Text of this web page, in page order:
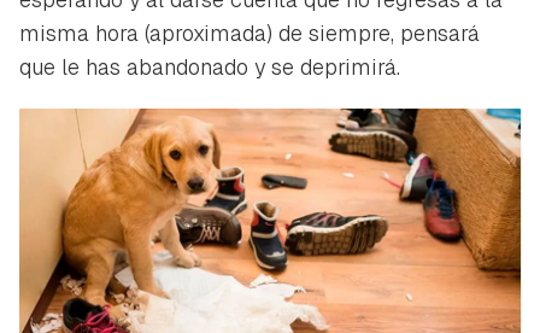
misma hora (aproximada) de siempre, pensará
que le has abandonado y se deprimirá.